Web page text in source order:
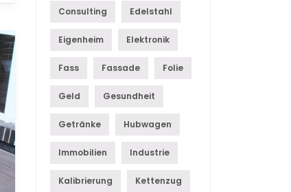
Consulting Edelstahl
Eigenheim Elektronik
Fass Fassade Folie
Geld Gesundheit
Getränke Hubwagen
Immobilien Industrie
Kalibrierung Kettenzug